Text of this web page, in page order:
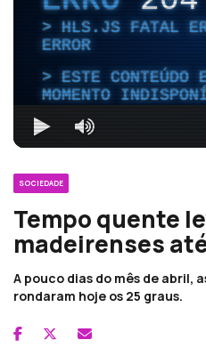
HLS.JS FATAL
ERROR
ESTE CONTEÚDO
MOMENTO
SOCIEDADE
Tempo quente
madeirenses
A pouco dias do mês de abril,
rondaram hoje os 25 graus.